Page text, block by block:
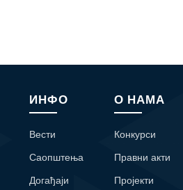
ИНФО
Вести
Саопштења
Догађаји
О НАМА
Конкурси
Правни акти
Пројекти